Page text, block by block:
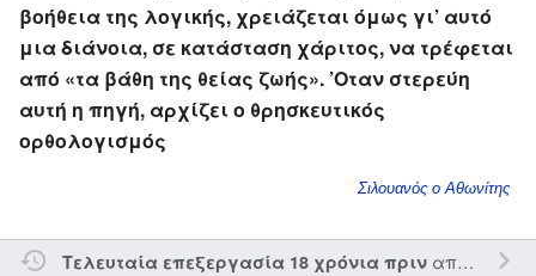
βοήθεια της λογικής, χρειάζεται όμως γι’ αυτό
μια διάνοια, σε κατάσταση χάριτος, να τρέφεται
από «τα βάθη της θείας ζωής». ’Οταν στερεύη
αυτή η πηγή, αρχίζει ο θρησκευτικός
ορθολογισμός
Σιλουανός ο Αθωνίτης
Τελευταία επεξεργασία 18 χρόνια πριναπό τον την